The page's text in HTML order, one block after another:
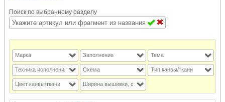
Поиск по выбранному разделу
Марка Заполнение Тема
Техника исполнения Схема Тип канвы/ткани
Цвет канвы/ткани Ширина вышивки, см